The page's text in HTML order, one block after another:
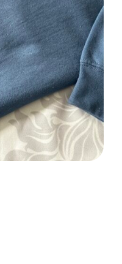
DETAILS